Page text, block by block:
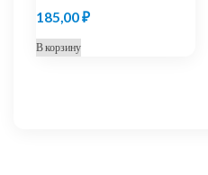
185,00₽
В корзину